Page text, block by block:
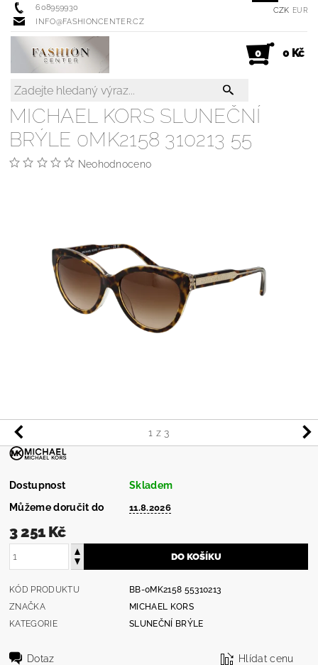
608959930
INFO@FASHIONCENTER.CZ
CZK EUR
0 0 Kč
1 z 3
MICHAEL KORS SLUNEČNÍ
BRÝLE 0MK2158 310213 55
Neohodnoceno
Dostupnost
Skladem
Můžeme doručit do
11.8.2026
3 251 Kč
KÓD PRODUKTU
BB-0MK2158 55310213
ZNAČKA
MICHAEL KORS
KATEGORIE
SLUNEČNÍ BRÝLE
Dotaz Hlídat cenu